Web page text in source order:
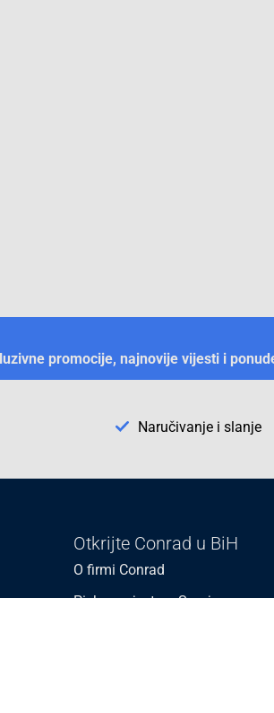
promocije, najnovije vijesti i
Naručivanje i slanje
Otkrijte Conrad u BiH
O firmi Conrad
Pickup mjesto u Sarajevu